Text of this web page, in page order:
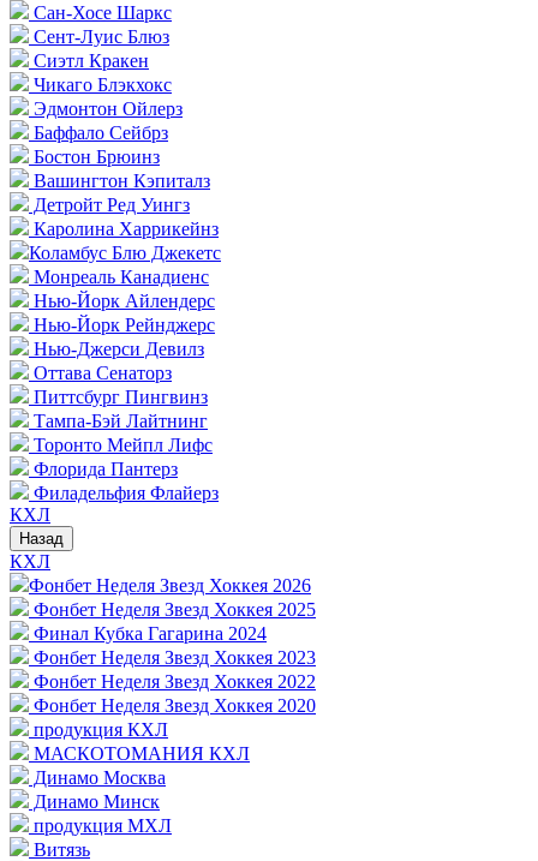
Сан-Хосе Шаркс
Сент-Луис Блюз
Сиэтл Кракен
Чикаго Блэкхокс
Эдмонтон Ойлерз
Баффало Сейбрз
Бостон Брюинз
Вашингтон Кэпиталз
Детройт Ред Уингз
Каролина Харрикейнз
Коламбус Блю Джекетс
Монреаль Канадиенс
Нью-Йорк Айлендерс
Нью-Йорк Рейнджерс
Нью-Джерси Девилз
Оттава Сенаторз
Питтсбург Пингвинз
Тампа-Бэй Лайтнинг
Торонто Мейпл Лифс
Флорида Пантерз
Филадельфия Флайерз
КХЛ
Назад
КХЛ
Фонбет Неделя Звезд Хоккея 2026
Фонбет Неделя Звезд Хоккея 2025
Финал Кубка Гагарина 2024
Фонбет Неделя Звезд Хоккея 2023
Фонбет Неделя Звезд Хоккея 2022
Фонбет Неделя Звезд Хоккея 2020
продукция КХЛ
МАСКОТОМАНИЯ КХЛ
Динамо Москва
Динамо Минск
продукция МХЛ
Витязь